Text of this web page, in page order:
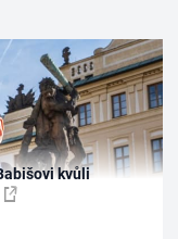
kvůli